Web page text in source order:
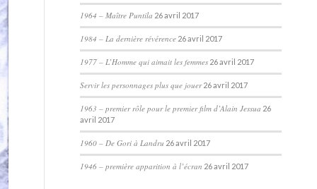
1964 – Maître Puntila 26 avril 2017
1984 – La dernière révérence 26 avril 2017
1977 – L’Homme qui aimait les femmes 26 avril 2017
Servir les personnages plus que jouer 26 avril 2017
1963 – premier rôle pour le premier film d’Alain Jessua 26
avril 2017
1960 – De Gori à Landru 26 avril 2017
1946 – première apparition à l’écran 26 avril 2017